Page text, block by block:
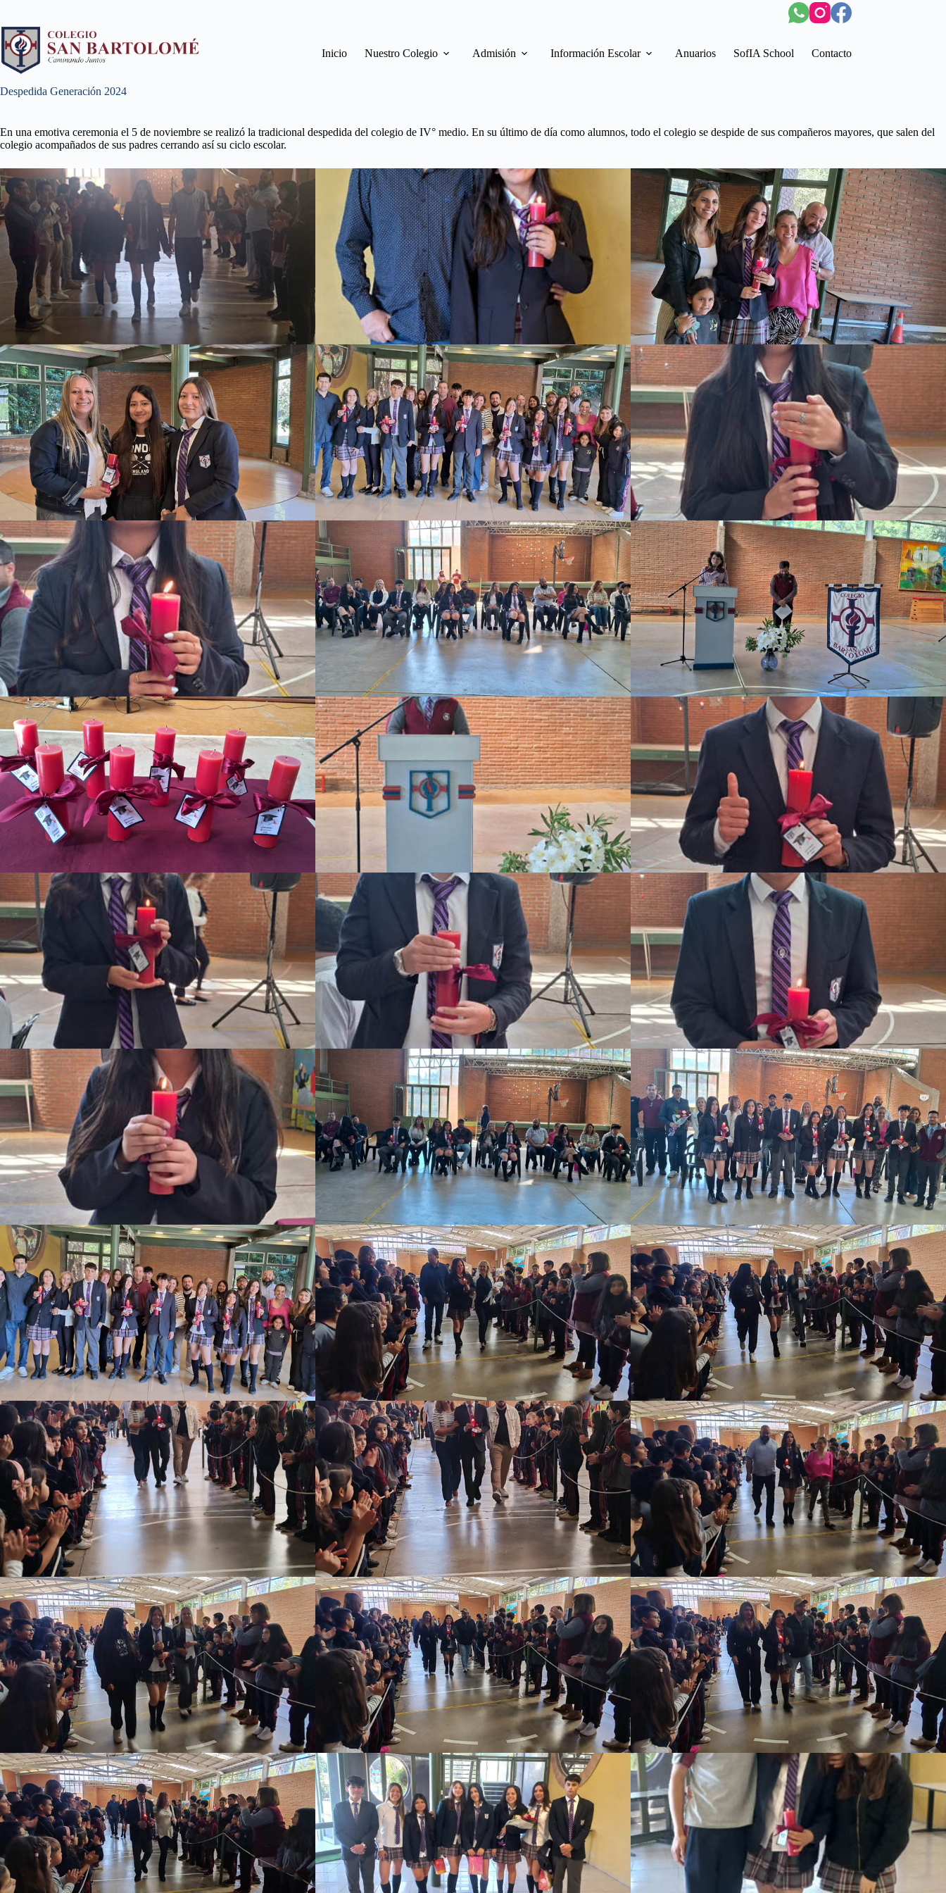
Inicio Nuestro Colegio Admisión Información Escolar Anuarios SofIA School Contacto
Despedida Generación 2024
En una emotiva ceremonia el 5 de noviembre se realizó la tradicional despedida del colegio de IV° medio. En su último de día como alumnos, todo el colegio se despide de sus compañeros mayores, que salen del
colegio acompañados de sus padres cerrando así su ciclo escolar.